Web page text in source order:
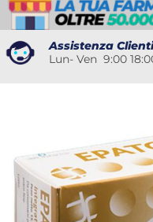
Assistenza Clienti
Lun- Ven 9:00